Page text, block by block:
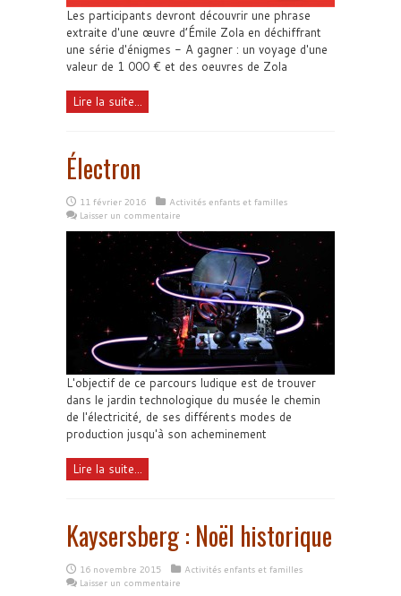
Les participants devront découvrir une phrase
extraite d'une œuvre d’Émile Zola en déchiffrant
une série d'énigmes - A gagner : un voyage d'une
valeur de 1 000 € et des oeuvres de Zola
Lire la suite...
Électron
11 février 2016
Activités enfants et familles
Laisser un commentaire
L'objectif de ce parcours ludique est de trouver
dans le jardin technologique du musée le chemin
de l'électricité, de ses différents modes de
production jusqu'à son acheminement
Lire la suite...
Kaysersberg : Noël historique
16 novembre 2015
Activités enfants et familles
Laisser un commentaire